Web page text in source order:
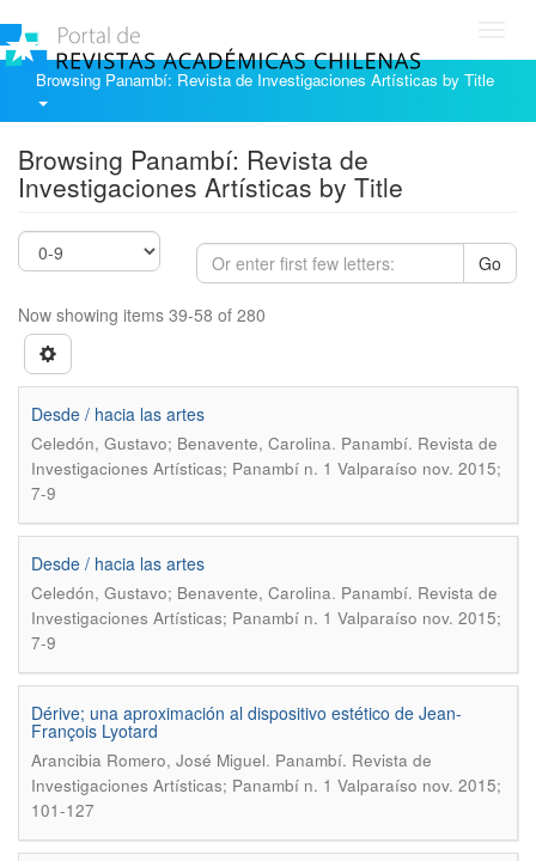
Browsing Panambí: Revista de Investigaciones Artísticas by Title
Browsing Panambí: Revista de
Investigaciones Artísticas by Title
Go
Now showing items 39-58 of 280
Desde / hacia las artes
Celedón, Gustavo; Benavente, Carolina. Panambí. Revista de
Investigaciones Artísticas; Panambí n. 1 Valparaíso nov. 2015;
7-9
Desde / hacia las artes
Celedón, Gustavo; Benavente, Carolina. Panambí. Revista de
Investigaciones Artísticas; Panambí n. 1 Valparaíso nov. 2015;
7-9
Dérive; una aproximación al dispositivo estético de Jean-
François Lyotard
Arancibia Romero, José Miguel. Panambí. Revista de
Investigaciones Artísticas; Panambí n. 1 Valparaíso nov. 2015;
101-127